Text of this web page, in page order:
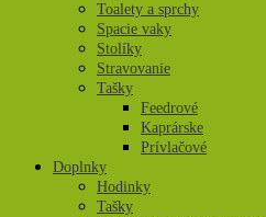
Toalety a sprchy
Spacie vaky
Stolíky
Stravovanie
Tašky
Feedrové
Kaprárske
Prívlačové
Doplnky
Hodinky
Tašky